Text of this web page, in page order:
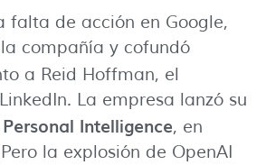
falta de acción en Google,
compañía y cofundó
a Reid Hoffman, el
La empresa lanzó su
Personal Intelligence, en
la explosión de OpenAI